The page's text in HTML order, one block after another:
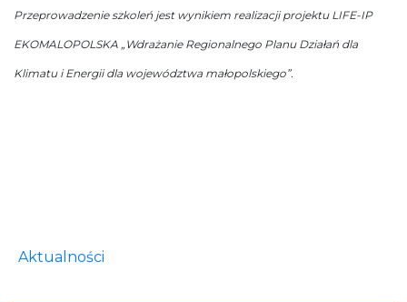
Przeprowadzenie szkoleń jest wynikiem realizacji projektu LIFE-IP
EKOMALOPOLSKA „Wdrażanie Regionalnego Planu Działań dla
Klimatu i Energii dla województwa małopolskiego”.
Aktualności